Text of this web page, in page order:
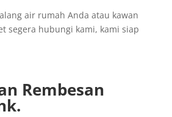
air rumah Anda atau kawan
segera hubungi kami, kami siap
Rembesan